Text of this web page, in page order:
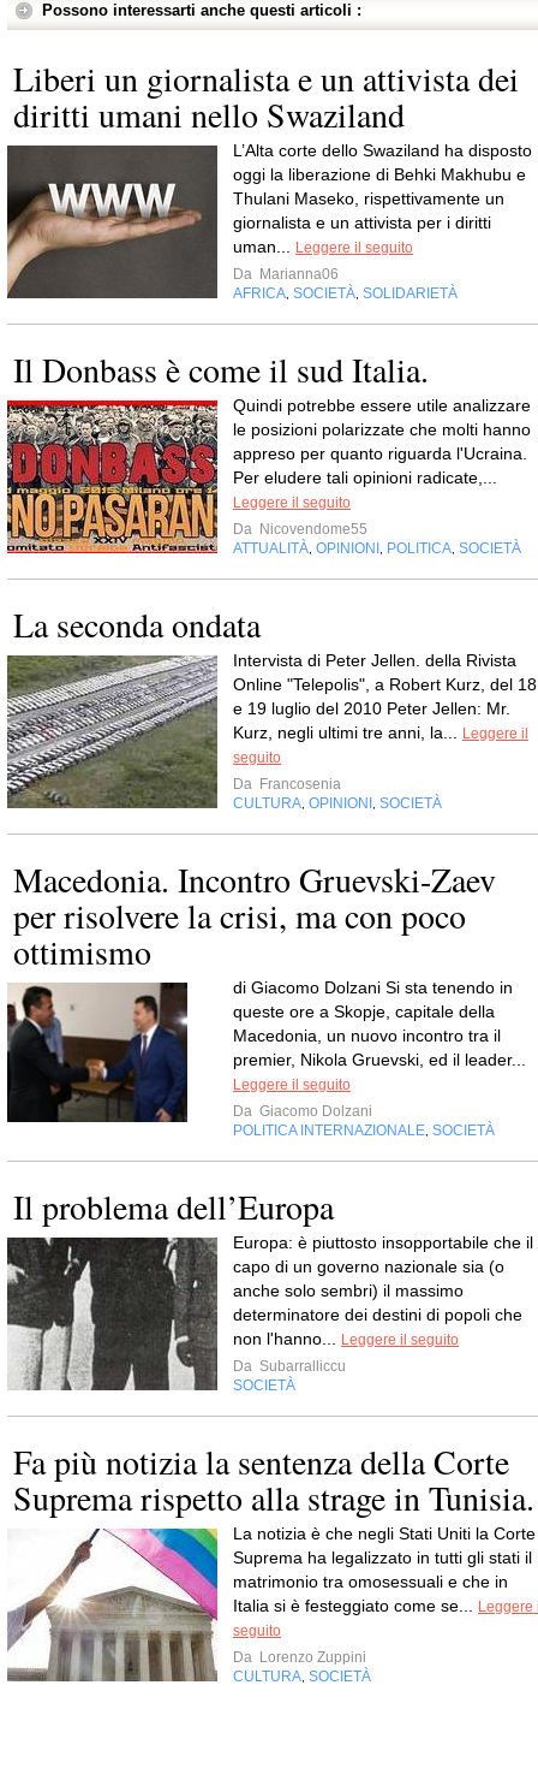
Possono interessarti anche questi articoli :
Liberi un giornalista e un attivista dei
diritti umani nello Swaziland
L’Alta corte dello Swaziland ha disposto
oggi la liberazione di Behki Makhubu e
Thulani Maseko, rispettivamente un
giornalista e un attivista per i diritti
uman...
Leggere il seguito
Da Marianna06
AFRICA SOCIETÀ SOLIDARIETÀ
Il Donbass è come il sud Italia.
Quindi potrebbe essere utile analizzare
le posizioni polarizzate che molti hanno
appreso per quanto riguarda l'Ucraina.
Per eludere tali opinioni radicate,...
Leggere il seguito
Da Nicovendome55
ATTUALITÀ OPINIONI POLITICA SOCIETÀ
La seconda ondata
Intervista di Peter Jellen. della Rivista
Online "Telepolis", a Robert Kurz, del 18
e 19 luglio del 2010 Peter Jellen: Mr.
Kurz, negli ultimi tre anni, la...
Leggere il
seguito
Da Francosenia
CULTURA OPINIONI SOCIETÀ
Macedonia. Incontro Gruevski-Zaev
per risolvere la crisi, ma con poco
ottimismo
di Giacomo Dolzani Si sta tenendo in
queste ore a Skopje, capitale della
Macedonia, un nuovo incontro tra il
premier, Nikola Gruevski, ed il leader...
Leggere il seguito
Da Giacomo Dolzani
POLITICA INTERNAZIONALE SOCIETÀ
Il problema dell’Europa
Europa: è piuttosto insopportabile che il
capo di un governo nazionale sia (o
anche solo sembri) il massimo
determinatore dei destini di popoli che
non l'hanno...
Leggere il seguito
Da Subarralliccu
SOCIETÀ
Fa più notizia la sentenza della Corte
Suprema rispetto alla strage in Tunisia.
La notizia è che negli Stati Uniti la Corte
Suprema ha legalizzato in tutti gli stati il
matrimonio tra omosessuali e che in
Italia si è festeggiato come se...
Leggere
seguito
Da Lorenzo Zuppini
CULTURA SOCIETÀ